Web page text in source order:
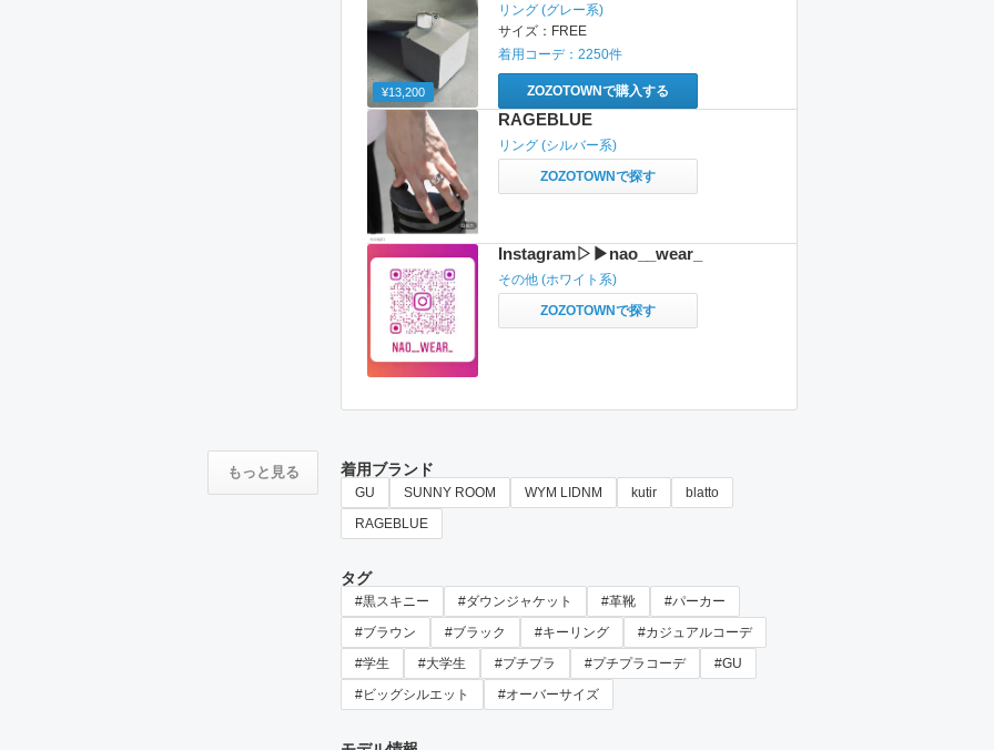
¥13,200
リング (グレー系)
サイズ： FREE
着用コーデ： 2250件
ZOZOTOWNで購入する
RAGEBLUE
リング (シルバー系)
ZOZOTOWNで探す
Instagram▷▶︎nao__wear_
その他 (ホワイト系)
ZOZOTOWNで探す
着用ブランド
GU SUNNY ROOM WYM LIDNM kutir
blatto
RAGEBLUE
タグ
#黒スキニー #ダウンジャケット #革靴
#パーカー
#ブラウン
#ブラック #キーリング
#カジュアルコーデ
#学生
#大学生 #プチプラ #プチプラコーデ
#GU
#ビッグシルエット
#オーバーサイズ
もっと見る